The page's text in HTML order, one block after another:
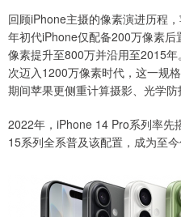
回顾iPhone主摄的像素演进历程
年初代iPhone仅配备200万像素
像素提升至800万并沿用至2015
次迈入1200万像素时代，这一规
期间苹果更侧重计算摄影、光学防
2022年，iPhone 14 Pro系列率先
15系列全系普及该配置，成为至今